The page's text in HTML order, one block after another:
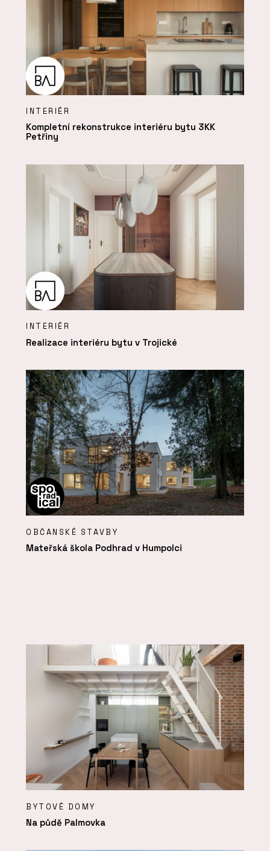
INTERIÉR
Kompletní rekonstrukce interiéru bytu 3KK
Petřiny
INTERIÉR
Realizace interiéru bytu v Trojické
OBČANSKÉ STAVBY
Mateřská škola Podhrad v Humpolci
BYTOVÉ DOMY
Na půdě Palmovka